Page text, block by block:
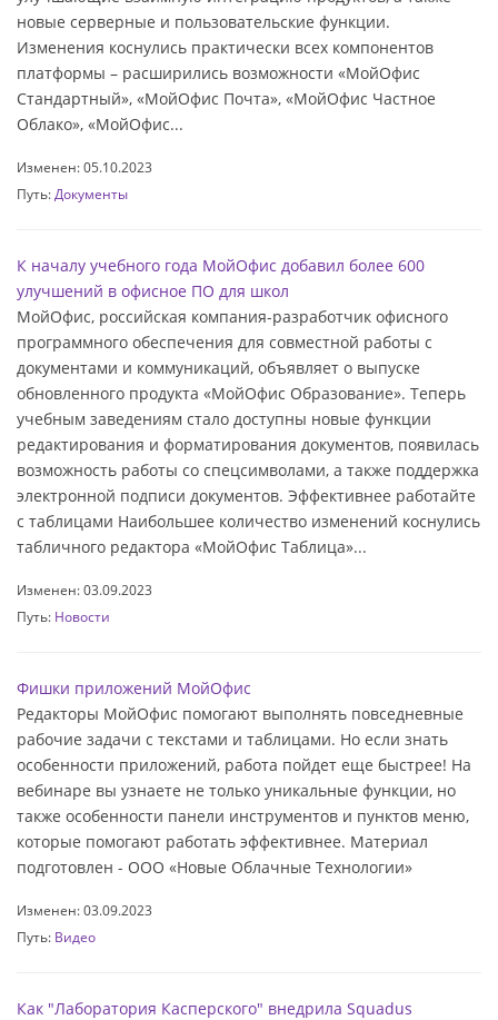
новые серверные и пользовательские функции.
Изменения коснулись практически всех компонентов
платформы – расширились возможности «МойОфис
Стандартный», «МойОфис Почта», «МойОфис Частное
Облако», «МойОфис...
Изменен: 05.10.2023
Путь: Документы
К началу учебного года МойОфис добавил более 600
улучшений в офисное ПО для школ
МойОфис, российская компания-разработчик офисного
программного обеспечения для совместной работы с
документами и коммуникаций, объявляет о выпуске
обновленного продукта «МойОфис Образование». Теперь
учебным заведениям стало доступны новые функции
редактирования и форматирования документов, появилась
возможность работы со спецсимволами, а также поддержка
электронной подписи документов. Эффективнее работайте
с таблицами Наибольшее количество изменений коснулись
табличного редактора «МойОфис Таблица»...
Изменен: 03.09.2023
Путь: Новости
Фишки приложений МойОфис
Редакторы МойОфис помогают выполнять повседневные
рабочие задачи с текстами и таблицами. Но если знать
особенности приложений, работа пойдет еще быстрее! На
вебинаре вы узнаете не только уникальные функции, но
также особенности панели инструментов и пунктов меню,
которые помогают работать эффективнее. Материал
подготовлен - ООО «Новые Облачные Технологии»
Изменен: 03.09.2023
Путь: Видео
Как "Лаборатория Касперского" внедрила Squadus